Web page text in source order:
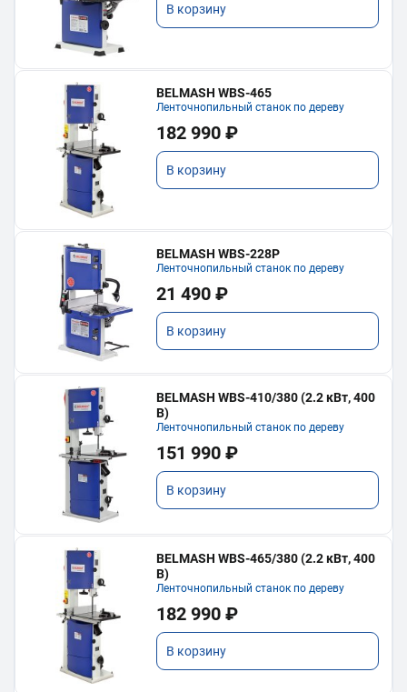
В корзину
BELMASH WBS-465
Ленточнопильный станок по дереву
182 990 ₽
В корзину
BELMASH WBS-228P
Ленточнопильный станок по дереву
21 490 ₽
В корзину
BELMASH WBS-410/380 (2.2 кВт, 400
В)
Ленточнопильный станок по дереву
151 990 ₽
В корзину
BELMASH WBS-465/380 (2.2 кВт, 400
В)
Ленточнопильный станок по дереву
182 990 ₽
В корзину